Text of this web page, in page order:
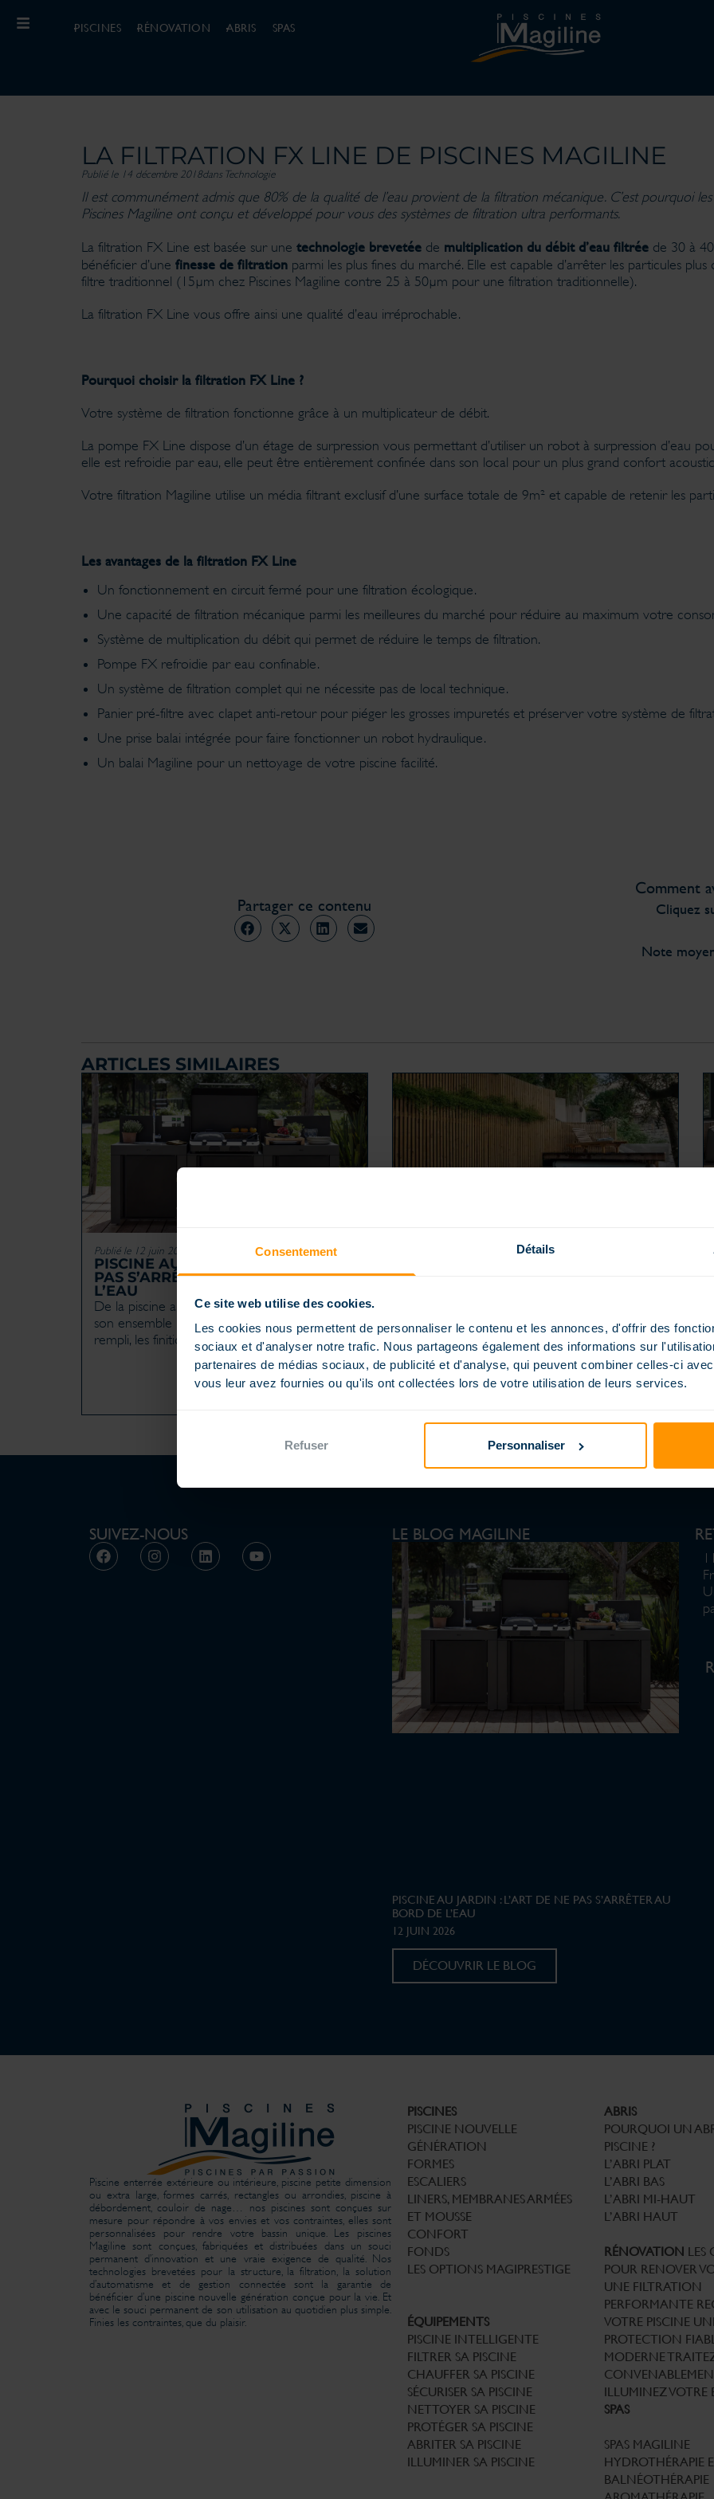
Consentement Détails
Ce site web utilise des cookies.
Les cookies nous permettent de personnaliser le contenu et les annonces, d'offrir des
sociaux et d'analyser notre trafic. Nous partageons également des informations sur
partenaires de médias sociaux, de publicité et d'analyse, qui peuvent combiner celles-ci
vous leur avez fournies ou qu'ils ont collectées lors de votre utilisation de leurs services.
Refuser Personnaliser
PISCINES RÉNOVATION ABRIS SPAS
LA FILTRATION FX LINE DE PISCINES MAGILINE
Publié le 14 décembre 2018dans Technologie
Il est communément admis que 80% de la qualité de l’eau provient de la filtration mécanique. C’est pourquoi
Piscines Magiline ont conçu et développé pour vous des systèmes de filtration ultra performants.
La filtration FX Line est basée sur une technologie brevetée de multiplication du débit d’eau filtrée de 30 à
bénéficier d’une finesse de filtration parmi les plus fines du marché. Elle est capable d’arrêter les particules
filtre traditionnel (15µm chez Piscines Magiline contre 25 à 50µm pour une filtration traditionnelle).
La filtration FX Line vous offre ainsi une qualité d’eau irréprochable.
Pourquoi choisir la filtration FX Line ?
Votre système de filtration fonctionne grâce à un multiplicateur de débit.
La pompe FX Line dispose d’un étage de surpression vous permettant d’utiliser un robot à surpression d’eau
elle est refroidie par eau, elle peut être entièrement confinée dans son local pour un plus grand confort
Votre filtration Magiline utilise un média filtrant exclusif d’une surface totale de 9m² et capable de retenir les
Les avantages de la filtration FX Line
Un fonctionnement en circuit fermé pour une filtration écologique.
Une capacité de filtration mécanique parmi les meilleures du marché pour réduire au maximum votre
Système de multiplication du débit qui permet de réduire le temps de filtration.
Pompe FX refroidie par eau confinable.
Un système de filtration complet qui ne nécessite pas de local technique.
Panier pré-filtre avec clapet anti-retour pour piéger les grosses impuretés et préserver votre système de
Une prise balai intégrée pour faire fonctionner un robot hydraulique.
Un balai Magiline pour un nettoyage de votre piscine facilité.
Partager ce contenu
Comment
Cliquez
Note
ARTICLES SIMILAIRES
Publié le 12 juin 2026
PISCINE AU JARDIN : L’ART DE NE
PAS S’ARRÊTER AU BORD DE
L’EAU
De la piscine au jardin : penser l’extérieur dans
son ensemble La piscine est creusée, le bassin
rempli, les finitions [...]
dansConseils
PISCINE PREMIUM ?
petite piscine du format mini piscine [...]
SUIVEZ-NOUS LE BLOG MAGILINE
PISCINE AU JARDIN : L’ART DE NE PAS S’ARRÊTER AU
BORD DE L’EAU
12 JUIN 2026
DÉCOUVRIR LE BLOG
Piscine enterrée extérieure ou intérieure, piscine petite dimension
ou extra large, formes carrés, rectangles ou arrondies, piscine à
débordement, couloir de nage… nos piscines sont conçues sur
mesure pour répondre à vos envies et vos contraintes, elles sont
personnalisées pour rendre votre bassin unique. Les piscines
Magiline sont conçues, fabriquées et distribuées dans un souci
permanent d’innovation et une vraie exigence de qualité. Nos
technologies brevetées pour la structure, la filtration, la solution
d’automatisme et de gestion connectée sont la garantie de
bénéficier d’une piscine nouvelle génération conçue pour la vie. Et
avec le souci permanent de son utilisation au quotidien plus simple.
Finies les contraintes, que du plaisir.
PISCINES
PISCINE NOUVELLE
GÉNÉRATION
FORMES
ESCALIERS
LINERS, MEMBRANES ARMÉES
ET MOUSSE
CONFORT
FONDS
LES OPTIONS MAGIPRESTIGE
ÉQUIPEMENTS
PISCINE INTELLIGENTE
FILTRER SA PISCINE
CHAUFFER SA PISCINE
SÉCURISER SA PISCINE
NETTOYER SA PISCINE
PROTÉGER SA PISCINE
ABRITER SA PISCINE
ILLUMINER SA PISCINE
ABRIS
POURQUOI UN
PISCINE ?
L’ABRI PLAT
L’ABRI BAS
L’ABRI MI-HAUT
L’ABRI HAUT
RÉNOVATION LES
POUR RENOVER
UNE FILTRATION
PERFORMANTE
VOTRE PISCINE
PROTECTION
MODERNE
ILLUMINEZ VOTRE
SPAS
SPAS MAGILINE
HYDROTHÉRAPIE
BALNÉOTHÉRAPIE